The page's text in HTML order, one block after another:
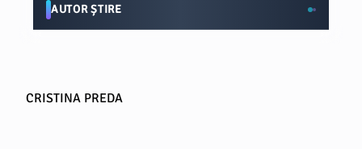
AUTOR ȘTIRE
CRISTINA PREDA